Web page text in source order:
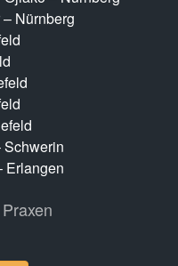
Nürnberg
Schwerin
Erlangen